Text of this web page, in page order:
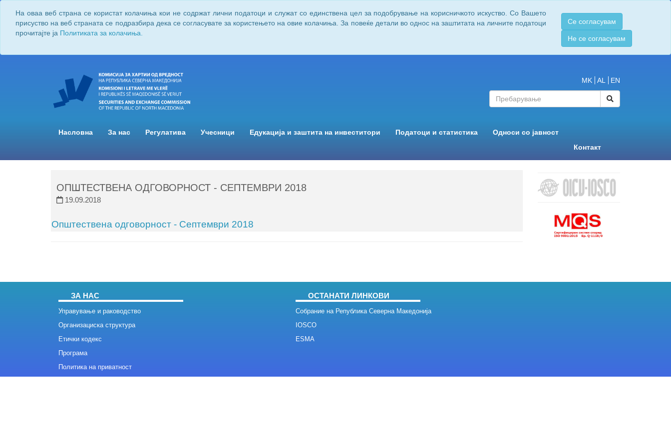
На оваа веб страна се користат колачиња кои не содржат лични податоци и служат со единствена цел за подобрување на корисничкото искуство. Со Вашето
присуство на веб страната се подразбира дека се согласувате за користењето на овие колачиња. За повеќе детали во однос на заштитата на личните податоци
прочитајте ја Политиката за колачиња.
Се согласувам
Не се согласувам
MK AL EN
Насловна За нас Регулатива Учесници Едукација и заштита на инвеститори Податоци и статистика
Односи со јавност
Контакт
ОПШТЕСТВЕНА ОДГОВОРНОСТ - СЕПТЕМВРИ 2018
19.09.2018
Општествена одговорност - Септември 2018
ЗА НАС
Управување и раководство
Организациска структура
Етички кодекс
Програма
Политика на приватност
ОСТАНАТИ ЛИНКОВИ
Собрание на Република Северна Македонија
IOSCO
ESMA